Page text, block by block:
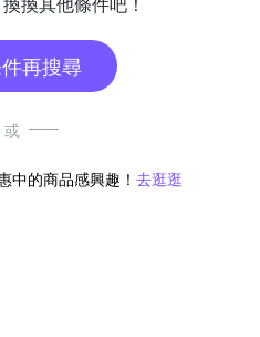
再搜尋
或
中的商品感興趣！ 去逛逛